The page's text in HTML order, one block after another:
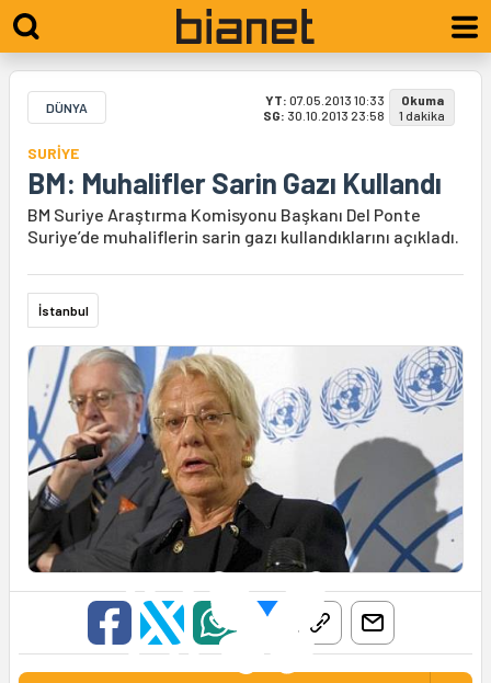
DÜNYA YT: 07.05.2013 10:33
SG: 30.10.2013 23:58
Okuma
1 dakika
SURİYE
BM: Muhalifler Sarin Gazı Kullandı
BM Suriye Araştırma Komisyonu Başkanı Del Ponte
Suriye’de muhaliflerin sarin gazı kullandıklarını açıkladı.
İstanbul